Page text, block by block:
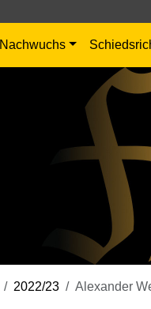
Nachwuchs
2022/23 Alexander